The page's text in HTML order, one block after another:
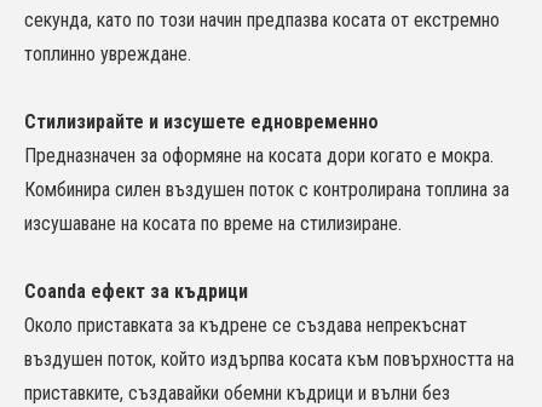
секунда, като по този начин предпазва косата от екстремно
топлинно увреждане.
Стилизирайте и изсушете едновременно
Предназначен за оформяне на косата дори когато е мокра.
Комбинира силен въздушен поток с контролирана топлина за
изсушаване на косата по време на стилизиране.
Coanda ефект за къдрици
Около приставката за къдрене се създава непрекъснат
въздушен поток, който издърпва косата към повърхността на
приставките, създавайки обемни къдрици и вълни без